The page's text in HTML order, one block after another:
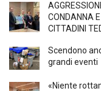
CONDANNA
CITTADINI
Scendono
grandi eventi
«Niente